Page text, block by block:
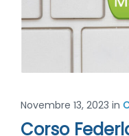
Novembre 13, 2023 in
Corso